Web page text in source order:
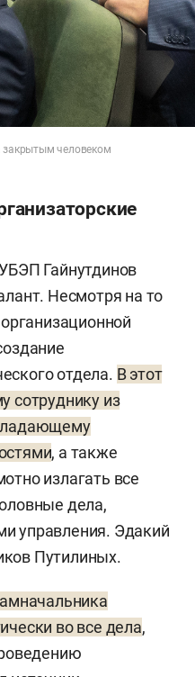
закрытым человеком
Гайнутдинов
Несмотря на то
отдела. В этот
сотруднику из
, а также
излагать все
дела,
управления. Эдакий
Путилиных.
во все дела,